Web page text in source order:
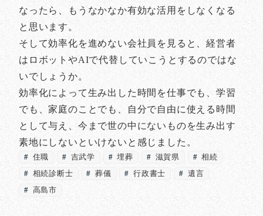
なったら、もうなかなか有効な活用をしなくなる
と思います。
そして効率化を進めない会社員を見ると、経営者
はロボットやAIで代替していこうとするのではな
いでしょうか。
効率化によって生み出した時間を仕事でも、学習
でも、家庭のことでも、自分で自由に使える時間
として与え、今まで世の中にないものを生み出す
素地にしないといけないと感じました。
住職 吉武学 埋葬 滋賀県
相続
相続診断士
葬儀 行政書士
遺言
高島市